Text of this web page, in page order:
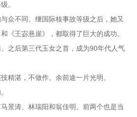
。
众不同。继国际核事故等级之后，她又
《王宓悬崖》，都取得了巨大的成功。
之后第三代玉女之首，成为90年代人气
精湛，不做作。余前途一片光明。
景涛、林瑞阳和翁佳明。前两个也是当